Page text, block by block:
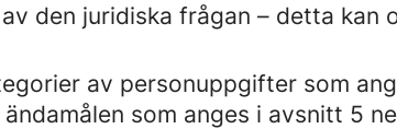
den juridiska frågan – detta kan
av personuppgifter som
som anges i avsnitt 5